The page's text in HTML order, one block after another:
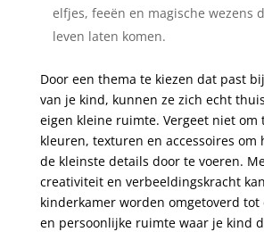
elfjes, feeën en magische wezens
leven laten ‍komen.
Door een thema te kiezen dat past
van je kind, kunnen ze zich echt
eigen kleine ruimte. Vergeet niet om
kleuren, texturen en accessoires om
de kleinste details door te voeren.
creativiteit en verbeeldingskracht
kinderkamer worden omgetoverd tot‍
en persoonlijke ruimte waar je kind